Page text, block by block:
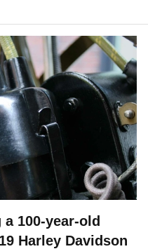
100-year-old
Harley Davidson